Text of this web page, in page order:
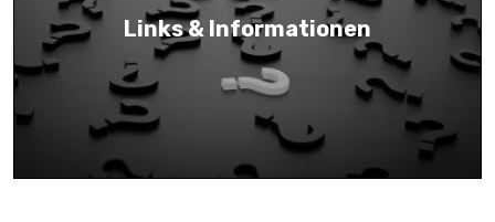
Links & Informationen